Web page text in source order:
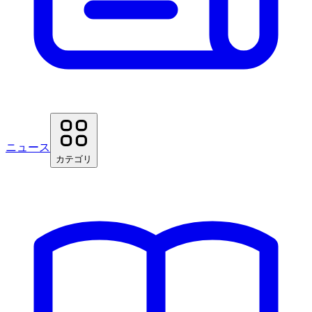
ニュース
カテゴリ